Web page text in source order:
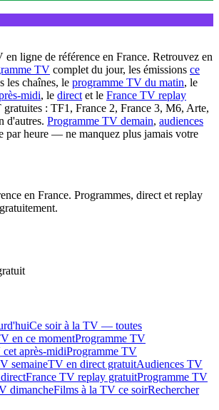
en ligne de référence en France. Retrouvez en
TV complet du jour, les émissions ce
les chaînes, le programme TV du matin, le
midi, le direct et le France TV replay
: TF1, France 2, France 3, M6, Arte,
d'autres. Programme TV demain, audiences
par heure — ne manquez plus jamais votre
en France. Programmes, direct et replay
Ce soir à la TV — toutes
en ce momentProgramme TV
après-midiProgramme TV
semaineTV en direct gratuitAudiences TV
France TV replay gratuitProgramme TV
dimancheFilms à la TV ce soirRechercher